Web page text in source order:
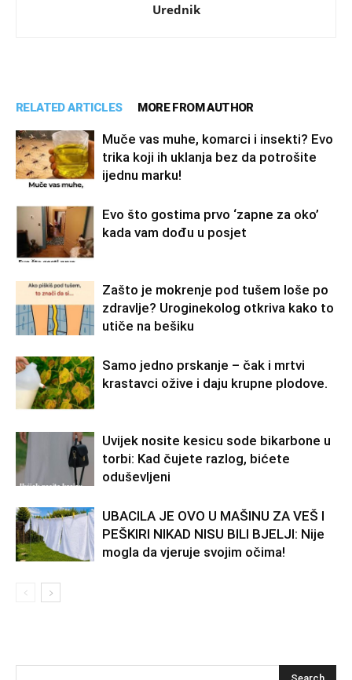
Urednik
RELATED ARTICLES MORE FROM AUTHOR
Muče vas muhe, komarci i insekti? Evo
trika koji ih uklanja bez da potrošite
ijednu marku!
Evo što gostima prvo ‘zapne za oko’
kada vam dođu u posjet
Zašto je mokrenje pod tušem loše po
zdravlje? Uroginekolog otkriva kako to
utiče na bešiku
Samo jedno prskanje – čak i mrtvi
krastavci ožive i daju krupne plodove.
Uvijek nosite kesicu sode bikarbone u
torbi: Kad čujete razlog, bićete
oduševljeni
UBACILA JE OVO U MAŠINU ZA VEŠ I
PEŠKIRI NIKAD NISU BILI BJELJI: Nije
mogla da vjeruje svojim očima!